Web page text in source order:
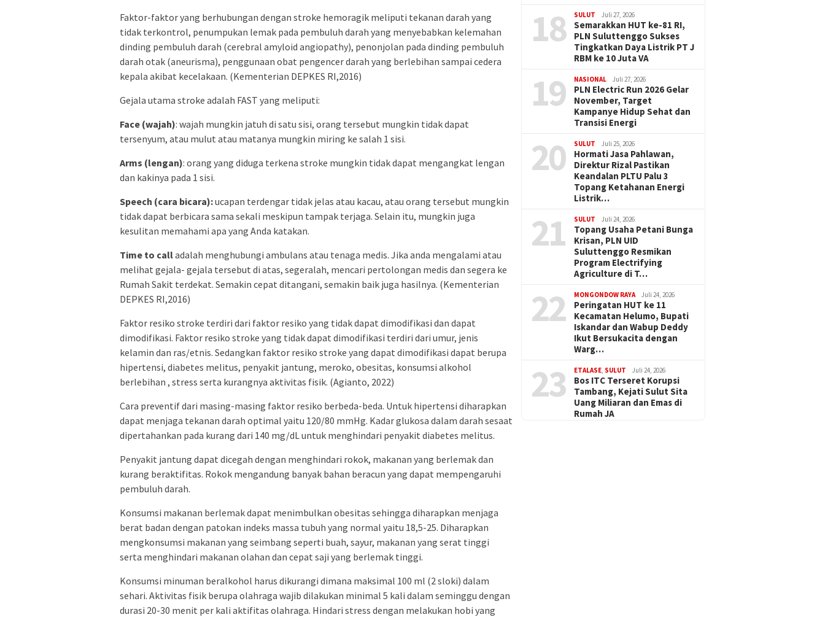
Faktor-faktor yang berhubungan dengan stroke hemoragik meliputi tekanan darah yang
tidak terkontrol, penumpukan lemak pada pembuluh darah yang menyebabkan kelemahan
dinding pembuluh darah (cerebral amyloid angiopathy), penonjolan pada dinding pembuluh
darah otak (aneurisma), penggunaan obat pengencer darah yang berlebihan sampai cedera
kepala akibat kecelakaan. (Kementerian DEPKES RI,2016)
Gejala utama stroke adalah FAST yang meliputi:
Face (wajah): wajah mungkin jatuh di satu sisi, orang tersebut mungkin tidak dapat
tersenyum, atau mulut atau matanya mungkin miring ke salah 1 sisi.
Arms (lengan): orang yang diduga terkena stroke mungkin tidak dapat mengangkat lengan
dan kakinya pada 1 sisi.
Speech (cara bicara):ucapan terdengar tidak jelas atau kacau, atau orang tersebut mungkin
tidak dapat berbicara sama sekali meskipun tampak terjaga. Selain itu, mungkin juga
kesulitan memahami apa yang Anda katakan.
Time to calladalah menghubungi ambulans atau tenaga medis. Jika anda mengalami atau
melihat gejala- gejala tersebut di atas, segeralah, mencari pertolongan medis dan segera ke
Rumah Sakit terdekat. Semakin cepat ditangani, semakin baik juga hasilnya. (Kementerian
DEPKES RI,2016)
Faktor resiko stroke terdiri dari faktor resiko yang tidak dapat dimodifikasi dan dapat
dimodifikasi. Faktor resiko stroke yang tidak dapat dimodifikasi terdiri dari umur, jenis
kelamin dan ras/etnis. Sedangkan faktor resiko stroke yang dapat dimodifikasi dapat berupa
hipertensi, diabetes melitus, penyakit jantung, meroko, obesitas, konsumsi alkohol
berlebihan , stress serta kurangnya aktivitas fisik. (Agianto, 2022)
Cara preventif dari masing-masing faktor resiko berbeda-beda. Untuk hipertensi diharapkan
dapat menjaga tekanan darah optimal yaitu 120/80 mmHg. Kadar glukosa dalam darah sesaat
dipertahankan pada kurang dari 140 mg/dL untuk menghindari penyakit diabetes melitus.
Penyakit jantung dapat dicegah dengan menghindari rokok, makanan yang berlemak dan
kurang beraktifitas. Rokok mengandung banyak bahan beracun yang dapat mempengaruhi
pembuluh darah.
Konsumsi makanan berlemak dapat menimbulkan obesitas sehingga diharapkan menjaga
berat badan dengan patokan indeks massa tubuh yang normal yaitu 18,5-25. Diharapkan
mengkonsumsi makanan yang seimbang seperti buah, sayur, makanan yang serat tinggi
serta menghindari makanan olahan dan cepat saji yang berlemak tinggi.
Konsumsi minuman beralkohol harus dikurangi dimana maksimal 100 ml (2 sloki) dalam
sehari. Aktivitas fisik berupa olahraga wajib dilakukan minimal 5 kali dalam seminggu dengan
durasi 20-30 menit per kali aktifitas olahraga. Hindari stress dengan melakukan hobi yang
18 SULUT Juli 27, 2026
Semarakkan HUT ke-81 RI,
PLN Suluttenggo Sukses
Tingkatkan Daya Listrik PT J
RBM ke 10 Juta VA
19 NASIONAL Juli 27, 2026
PLN Electric Run 2026 Gelar
November, Target
Kampanye Hidup Sehat dan
Transisi Energi
20 SULUT Juli 25, 2026
Hormati Jasa Pahlawan,
Direktur Rizal Pastikan
Keandalan PLTU Palu 3
Topang Ketahanan Energi
Listrik…
21 SULUT Juli 24, 2026
Topang Usaha Petani Bunga
Krisan, PLN UID
Suluttenggo Resmikan
Program Electrifying
Agriculture di T…
22 MONGONDOW RAYA Juli 24, 2026
Peringatan HUT ke 11
Kecamatan Helumo, Bupati
Iskandar dan Wabup Deddy
Ikut Bersukacita dengan
Warg…
23 ETALASE, SULUT Juli 24, 2026
Bos ITC Terseret Korupsi
Tambang, Kejati Sulut Sita
Uang Miliaran dan Emas di
Rumah JA